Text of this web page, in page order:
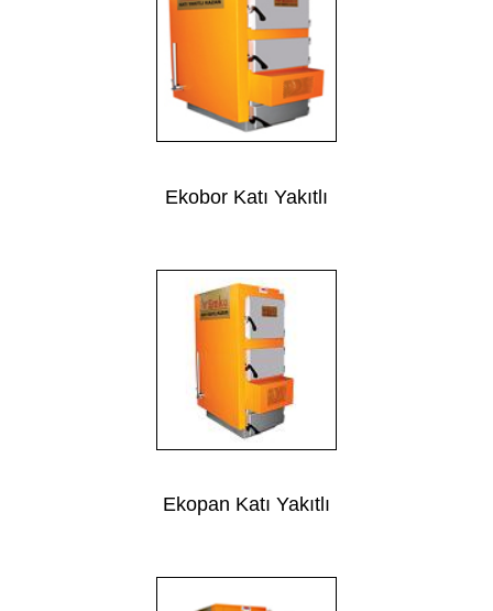
Ekobor Katı Yakıtlı
Ekopan Katı Yakıtlı